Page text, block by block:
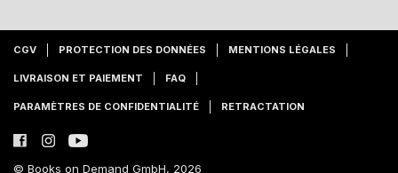
CGV PROTECTION DES DONNÉES MENTIONS LÉGALES
LIVRAISON ET PAIEMENT FAQ
PARAMÈTRES DE CONFIDENTIALITÉ RETRACTATION
© Books on Demand GmbH, 2026